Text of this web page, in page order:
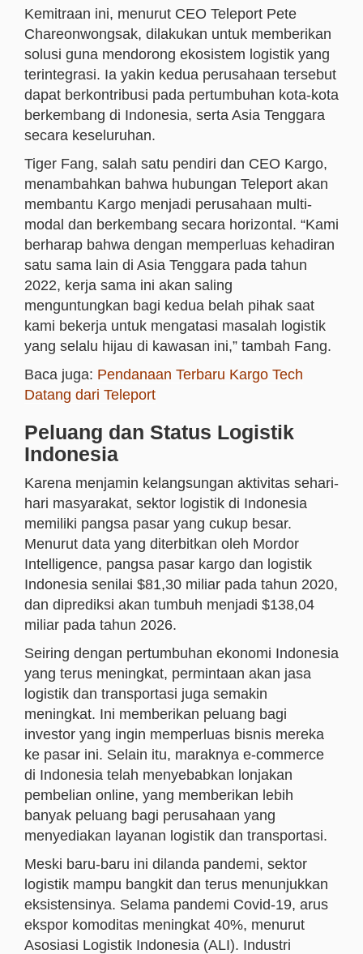
Kemitraan ini, menurut CEO Teleport Pete
Chareonwongsak, dilakukan untuk memberikan
solusi guna mendorong ekosistem logistik yang
terintegrasi. Ia yakin kedua perusahaan tersebut
dapat berkontribusi pada pertumbuhan kota-kota
berkembang di Indonesia, serta Asia Tenggara
secara keseluruhan.
Tiger Fang, salah satu pendiri dan CEO Kargo,
menambahkan bahwa hubungan Teleport akan
membantu Kargo menjadi perusahaan multi-
modal dan berkembang secara horizontal. “Kami
berharap bahwa dengan memperluas kehadiran
satu sama lain di Asia Tenggara pada tahun
2022, kerja sama ini akan saling
menguntungkan bagi kedua belah pihak saat
kami bekerja untuk mengatasi masalah logistik
yang selalu hijau di kawasan ini,” tambah Fang.
Baca juga: Pendanaan Terbaru Kargo Tech
Datang dari Teleport
Peluang dan Status Logistik
Indonesia
Karena menjamin kelangsungan aktivitas sehari-
hari masyarakat, sektor logistik di Indonesia
memiliki pangsa pasar yang cukup besar.
Menurut data yang diterbitkan oleh Mordor
Intelligence, pangsa pasar kargo dan logistik
Indonesia senilai $81,30 miliar pada tahun 2020,
dan diprediksi akan tumbuh menjadi $138,04
miliar pada tahun 2026.
Seiring dengan pertumbuhan ekonomi Indonesia
yang terus meningkat, permintaan akan jasa
logistik dan transportasi juga semakin
meningkat. Ini memberikan peluang bagi
investor yang ingin memperluas bisnis mereka
ke pasar ini. Selain itu, maraknya e-commerce
di Indonesia telah menyebabkan lonjakan
pembelian online, yang memberikan lebih
banyak peluang bagi perusahaan yang
menyediakan layanan logistik dan transportasi.
Meski baru-baru ini dilanda pandemi, sektor
logistik mampu bangkit dan terus menunjukkan
eksistensinya. Selama pandemi Covid-19, arus
ekspor komoditas meningkat 40%, menurut
Asosiasi Logistik Indonesia (ALI). Industri